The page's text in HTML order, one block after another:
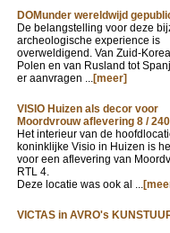
DOMunder wereldwijd
De belangstelling voor deze
archeologische experience is
overweldigend. Van Zuid-
Polen en van Rusland tot
er aanvragen ...[meer]
VISIO Huizen als decor voor
Moordvrouw aflevering 8 /
Het interieur van de
koninklijke Visio in Huizen is
voor een aflevering van
RTL 4.
Deze locatie was ook al ...
VICTAS in AVRO's